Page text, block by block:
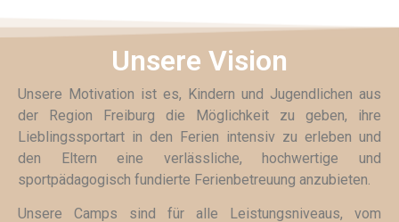
Unsere Vision
Unsere Motivation ist es, Kindern und Jugendlichen aus
der Region Freiburg die Möglichkeit zu geben, ihre
Lieblingssportart in den Ferien intensiv zu erleben und
den Eltern eine verlässliche, hochwertige und
sportpädagogisch fundierte Ferienbetreuung anzubieten.
Unsere Camps sind für alle Leistungsniveaus, vom